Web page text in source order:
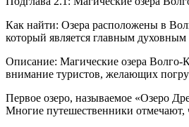
Как найти: Озера расположены в
который является главным духовным
Описание: Магические озера Волго-
внимание туристов, желающих
Первое озеро, называемое «Озеро
Многие путешественники отмечают,